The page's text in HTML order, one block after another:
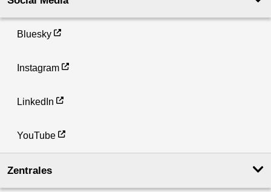
Bluesky
Instagram
LinkedIn
YouTube
Zentrales